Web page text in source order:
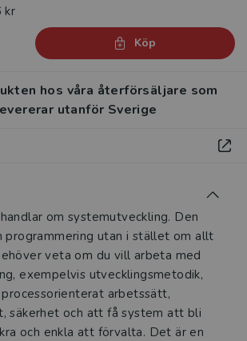
kr
Köp
hos våra återförsäljare som
utanför Sverige
om systemutveckling. Den
programmering utan i stället om allt
veta om du vill arbeta med
exempelvis utvecklingsmetodik,
arbetssätt,
säkerhet och att få system att bli
och enkla att förvalta. Det är en